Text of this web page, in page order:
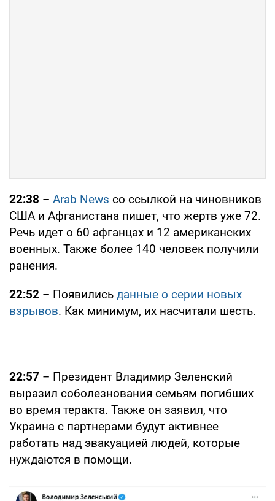
22:38 – Arab News со ссылкой на чиновников
США и Афганистана пишет, что жертв уже 72.
Речь идет о 60 афганцах и 12 американских
военных. Также более 140 человек получили
ранения.
22:52 – Появились данные о серии новых
взрывов. Как минимум, их насчитали шесть.
22:57 – Президент Владимир Зеленский
выразил соболезнования семьям погибших
во время теракта. Также он заявил, что
Украина с партнерами будут активнее
работать над эвакуацией людей, которые
нуждаются в помощи.